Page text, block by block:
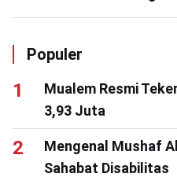
Populer
Mualem Resmi
3,93 Juta
Mengenal Mushaf
Sahabat Disabilitas